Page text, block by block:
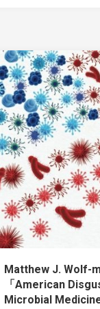
Matthew J. Wolf-
「American
Microbial